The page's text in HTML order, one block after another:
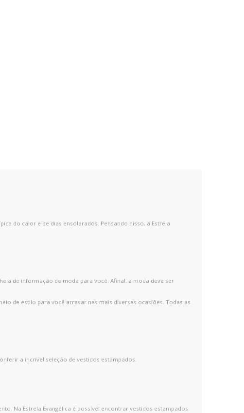
do calor e de dias ensolarados. Pensando nisso, a Estrela
de informação de moda para você. Afinal, a moda deve ser
de estilo para você arrasar nas mais diversas ocasiões. Todas as
a incrível seleção de vestidos estampados.
Na Estrela Evangélica é possível encontrar vestidos estampados